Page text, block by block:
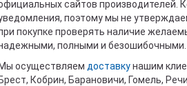
сайтов производителей.
поэтому мы не
покупке проверять наличие
полными и безошибочными.
Мы осуществляем доставкунашим
Брест, Кобрин, Барановичи, Гомель,